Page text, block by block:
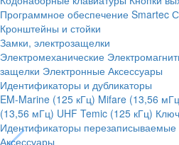
Программное обеспечение Smartec
Кронштейны и стойки
Замки, электрозащелки
Электромеханические
защелки Электронные Аксессуары
Идентификаторы и дубликаторы
EM-Marine (125 кГц) Mifare (13,56
(13,56 мГц) UHF Temic (125 кГц)
Идентификаторы перезаписываемые
Аксессуары